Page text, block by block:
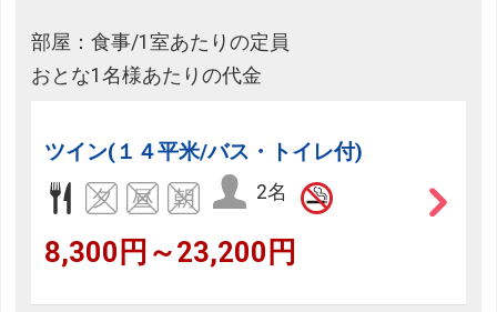
部屋：食事/1室あたりの定員
おとな1名様あたりの代金
ツイン(１４平米/バス・トイレ付)
2名
8,300円～23,200円